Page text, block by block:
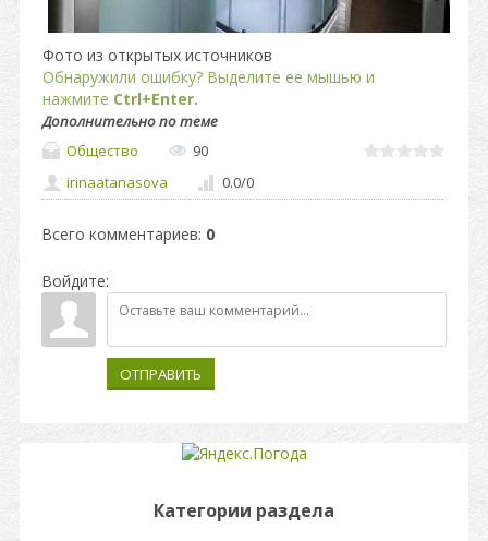
Фото из открытых источников
Обнаружили ошибку? Выделите ее мышью и
нажмите Ctrl+Enter.
Дополнительно по теме
Общество
90
irinaatanasova
0.0/0
Всего комментариев: 0
Войдите:
ОТПРАВИТЬ
Категории раздела